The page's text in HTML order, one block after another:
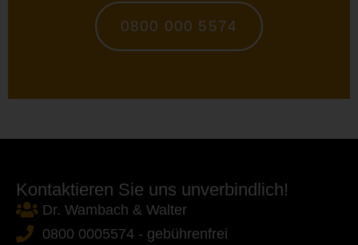
0800 000 5574
Kontaktieren Sie uns unverbindlich!
Dr. Wambach & Walter
0800 0005574 - gebührenfrei